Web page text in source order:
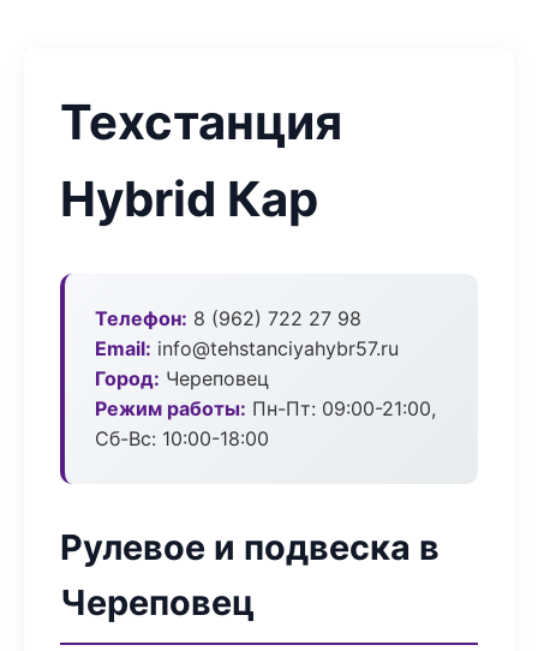
Техстанция
Hybrid Кар
Телефон: 8 (962) 722 27 98
Email: info@tehstanciyahybr57.ru
Город: Череповец
Режим работы: Пн-Пт: 09:00-21:00,
Сб-Вс: 10:00-18:00
Рулевое и подвеска в
Череповец